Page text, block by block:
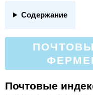
Содержание
Почтовые